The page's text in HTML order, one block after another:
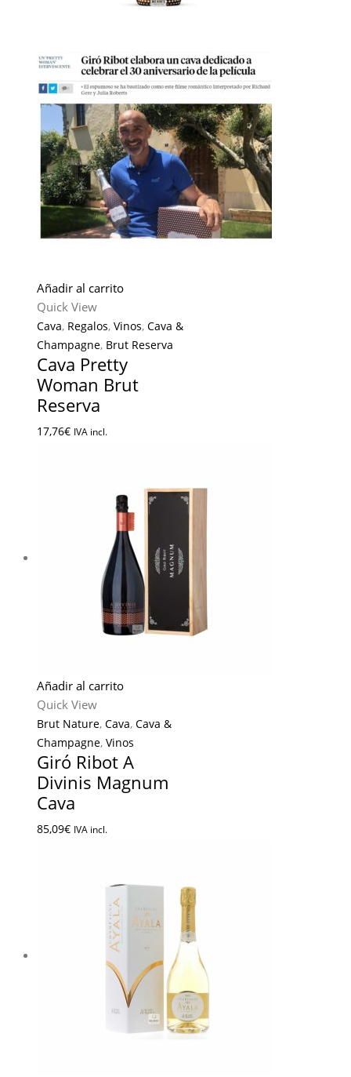
Añadir al carrito
Quick View
Cava, Regalos, Vinos, Cava &
Champagne, Brut Reserva
Cava Pretty
Woman Brut
Reserva
17,76€ IVA incl.
Añadir al carrito
Quick View
Brut Nature, Cava, Cava &
Champagne, Vinos
Giró Ribot A
Divinis Magnum
Cava
85,09€ IVA incl.